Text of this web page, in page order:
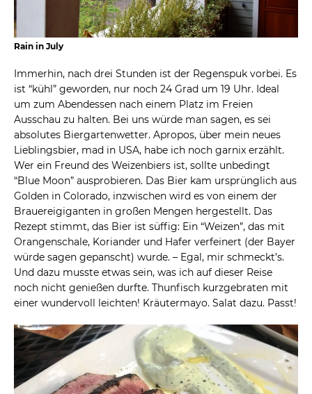
Rain in July
Immerhin, nach drei Stunden ist der Regenspuk vorbei. Es
ist “kühl” geworden, nur noch 24 Grad um 19 Uhr. Ideal
um zum Abendessen nach einem Platz im Freien
Ausschau zu halten. Bei uns würde man sagen, es sei
absolutes Biergartenwetter. Apropos, über mein neues
Lieblingsbier, mad in USA, habe ich noch garnix erzählt.
Wer ein Freund des Weizenbiers ist, sollte unbedingt
“Blue Moon” ausprobieren. Das Bier kam ursprünglich aus
Golden in Colorado, inzwischen wird es von einem der
Brauereigiganten in großen Mengen hergestellt. Das
Rezept stimmt, das Bier ist süffig: Ein “Weizen”, das mit
Orangenschale, Koriander und Hafer verfeinert (der Bayer
würde sagen gepanscht) wurde. – Egal, mir schmeckt’s.
Und dazu musste etwas sein, was ich auf dieser Reise
noch nicht genießen durfte. Thunfisch kurzgebraten mit
einer wundervoll leichten! Kräutermayo. Salat dazu. Passt!